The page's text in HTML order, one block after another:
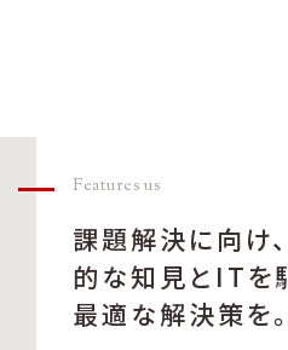
Features us
課題解決に向け
的な知見とITを
最適な解決策を。